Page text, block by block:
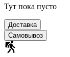
Тут пока пусто
Доставка
Самовывоз